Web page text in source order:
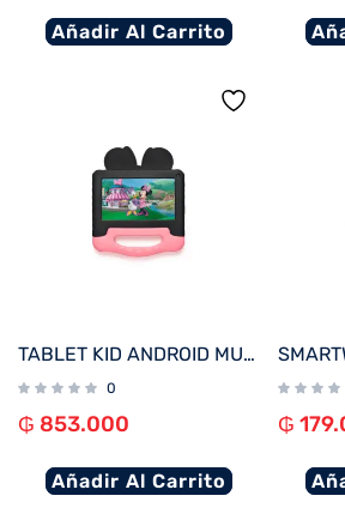
Añadir Al Carrito
TABLET KID ANDROID MULTILASER NB414 QC/64GB/4G/7″/ROSA MINNIE DISNEY
0
₲ 853.000
Añadir Al Carrito
₲